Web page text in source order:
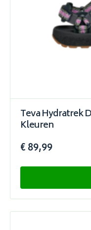
Teva Hydratrek
Kleuren
€ 89,99